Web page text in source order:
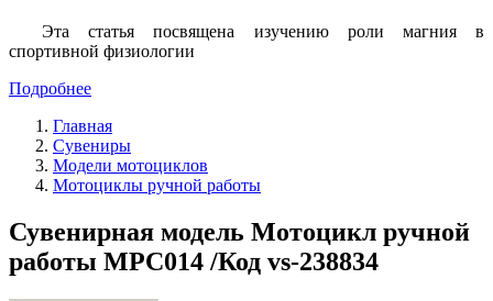
Эта статья посвящена изучению роли магния в
спортивной физиологии
Подробнее
Главная
Сувениры
Модели мотоциклов
Мотоциклы ручной работы
Сувенирная модель Мотоцикл ручной
работы МРС014 /Код vs-238834